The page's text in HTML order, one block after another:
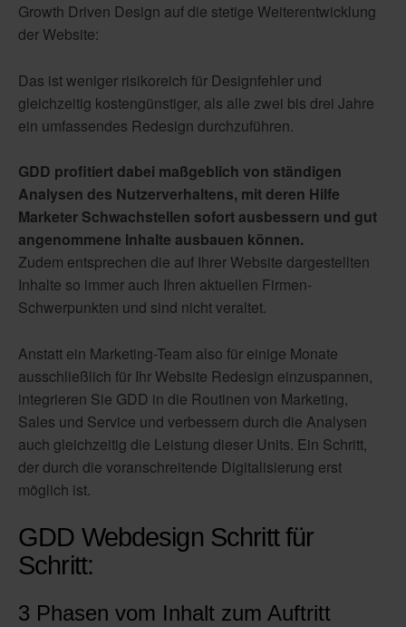
Growth Driven Design auf die stetige Weiterentwicklung
der Website:
Das ist weniger risikoreich für Designfehler und
gleichzeitig kostengünstiger, als alle zwei bis drei Jahre
ein umfassendes Redesign durchzuführen.
GDD profitiert dabei maßgeblich von ständigen
Analysen des Nutzerverhaltens, mit deren Hilfe
Marketer Schwachstellen sofort ausbessern und gut
angenommene Inhalte ausbauen können.
Zudem entsprechen die auf Ihrer Website dargestellten
Inhalte so immer auch Ihren aktuellen Firmen-
Schwerpunkten und sind nicht veraltet.
Anstatt ein Marketing-Team also für einige Monate
ausschließlich für Ihr Website Redesign einzuspannen,
integrieren Sie GDD in die Routinen von Marketing,
Sales und Service und verbessern durch die Analysen
auch gleichzeitig die Leistung dieser Units. Ein Schritt,
der durch die voranschreitende Digitalisierung erst
möglich ist.
GDD Webdesign Schritt für
Schritt:
3 Phasen vom Inhalt zum Auftritt